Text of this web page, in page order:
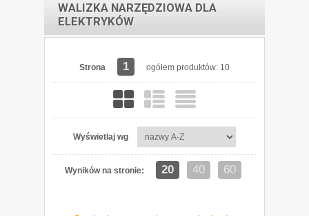
WALIZKA NARZĘDZIOWA DLA
ELEKTRYKÓW
Strona 1 ogółem produktów: 10
Wyświetlaj wg
Wyników na stronie: 20 40 60